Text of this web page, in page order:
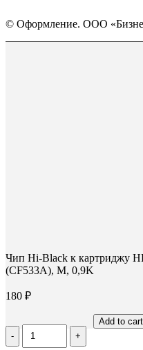
Вконтакте
открывается
в
WhatsApp
открывается
в
Telegram
открывается
в
© Оформление. ООО
Чип Hi-Black к картриджу
(CF533A), M, 0,9K
180 ₽
Количество
Чип
Add to cart